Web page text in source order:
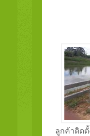
ลูกค้าติดตั้